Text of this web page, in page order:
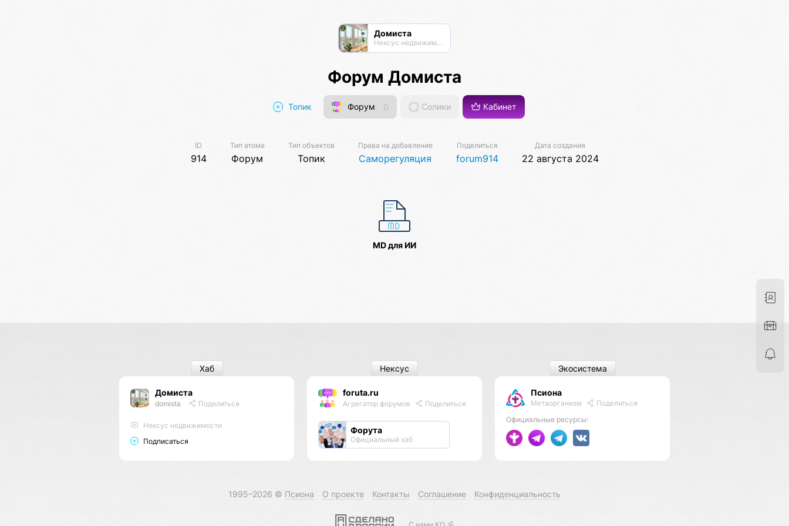
Домиста
Нексус недвижимости
Форум Домиста
Топик Форум 0 Солики Кабинет
ID
914
Тип атома
Форум
Тип объектов
Топик
Права на добавление
Саморегуляция
Поделиться
forum914
Дата создания
22 августа 2024
MD для ИИ
Домиста
domista Поделиться
Нексус недвижимости
Подписаться
Хаб
foruta.ru
Агрегатор форумов Поделиться
Форута
Официальный хаб
Нексус
Псиона
Метаорганизм
Поделиться
Официальные ресурсы:
Экосистема
1995–2026 © Псиона О проекте Контакты Соглашение Конфиденциальность